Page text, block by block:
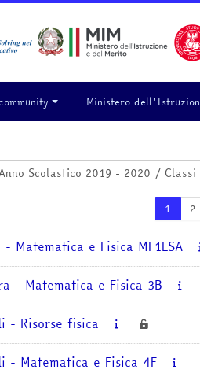
Ministero
1 2
Matematica e Fisica MF1ESA
- Matematica e Fisica 3B
- Risorse fisica
- Matematica e Fisica 4F